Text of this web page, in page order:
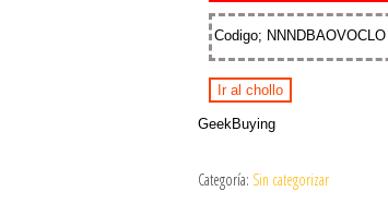
Codigo; NNNDBAOVOCLO
Ir al chollo
GeekBuying
Categoría: Sin categorizar